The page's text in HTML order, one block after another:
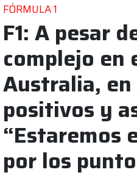
FÓRMULA 1
F1: A pesar
complejo en
Australia,
positivos y
“Estaremos
por los